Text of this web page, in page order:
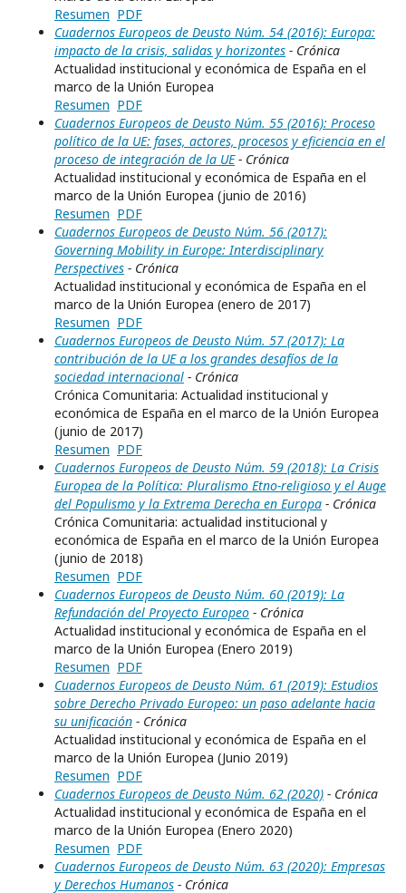
Resumen PDF
Cuadernos Europeos de Deusto Núm. 54 (2016): Europa:
impacto de la crisis, salidas y horizontes - Crónica
Actualidad institucional y económica de España en el
marco de la Unión Europea
Resumen PDF
Cuadernos Europeos de Deusto Núm. 55 (2016): Proceso
político de la UE: fases, actores, procesos y eficiencia en el
proceso de integración de la UE- Crónica
Actualidad institucional y económica de España en el
marco de la Unión Europea (junio de 2016)
Resumen PDF
Cuadernos Europeos de Deusto Núm. 56 (2017):
Governing Mobility in Europe: Interdisciplinary
Perspectives - Crónica
Actualidad institucional y económica de España en el
marco de la Unión Europea (enero de 2017)
Resumen PDF
Cuadernos Europeos de Deusto Núm. 57 (2017): La
contribución de la UE a los grandes desafíos de la
sociedad internacional - Crónica
Crónica Comunitaria: Actualidad institucional y
económica de España en el marco de la Unión Europea
(junio de 2017)
Resumen PDF
Cuadernos Europeos de Deusto Núm. 59 (2018): La Crisis
Europea de la Política: Pluralismo Etno-religioso y el Auge
del Populismo y la Extrema Derecha en Europa - Crónica
Crónica Comunitaria: actualidad institucional y
económica de España en el marco de la Unión Europea
(junio de 2018)
Resumen PDF
Cuadernos Europeos de Deusto Núm. 60 (2019): La
Refundación del Proyecto Europeo - Crónica
Actualidad institucional y económica de España en el
marco de la Unión Europea (Enero 2019)
Resumen PDF
Cuadernos Europeos de Deusto Núm. 61 (2019): Estudios
sobre Derecho Privado Europeo: un paso adelante hacia
su unificación - Crónica
Actualidad institucional y económica de España en el
marco de la Unión Europea (Junio 2019)
Resumen PDF
Cuadernos Europeos de Deusto Núm. 62 (2020) - Crónica
Actualidad institucional y económica de España en el
marco de la Unión Europea (Enero 2020)
Resumen PDF
Cuadernos Europeos de Deusto Núm. 63 (2020): Empresas
y Derechos Humanos - Crónica